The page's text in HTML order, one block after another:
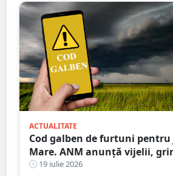
ACTUALITATE
Cod galben de furtuni
Mare. ANM anunță vijelii,
torențiale
19 iulie 2026